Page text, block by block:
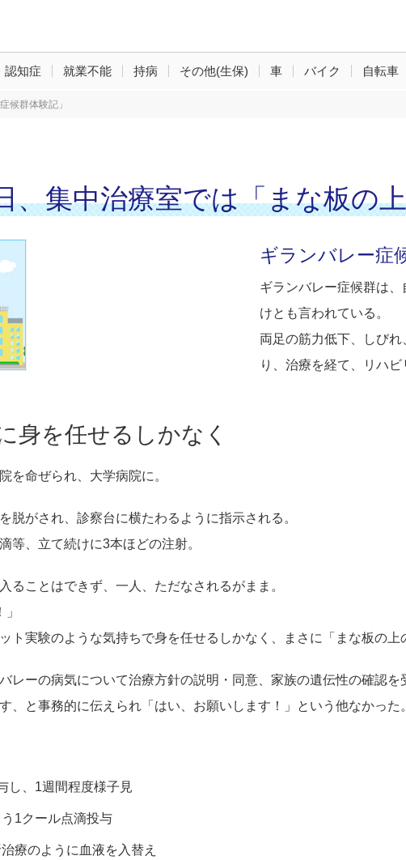
認知症 就業不能 持病 その他(生保) 車 バイク 自転車
候群体験記」
、集中治療室では「まな板の
ギランバレー症
ギランバレー症候群は
けとも言われている。
両足の筋力低下、しび
り、治療を経て、リハ
身を任せるしかなく
を命ぜられ、大学病院に。
脱がされ、診察台に横たわるように指示される。
等、立て続けに3本ほどの注射。
ることはできず、一人、ただなされるがまま。
ト実験のような気持ちで身を任せるしかなく、
まさに「まな板の上
レーの病気について治療方針の説明・同意、家族の遺伝性の確認を
、と事務的に伝えられ「はい、お願いします！」という他なかった。
し、1週間程度様子見
1クール点滴投与
療のように血液を入替え